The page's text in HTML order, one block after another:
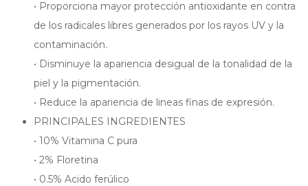
• Proporciona mayor protección antioxidante en contra
de los radicales libres generados por los rayos UV y la
contaminación.
• Disminuye la apariencia desigual de la tonalidad de la
piel y la pigmentación.
• Reduce la apariencia de lineas finas de expresión.
PRINCIPALES INGREDIENTES
• 10% Vitamina C pura
• 2% Floretina
• 0.5% Acido ferúlico